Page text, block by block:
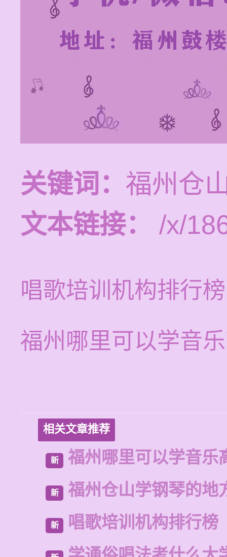
关键词： 福州仓
文本链接：
/x/
唱歌培训机构排行榜
福州哪里可以学音
相关文章推荐
新 福州哪里可以学音乐
新 福州仓山学钢琴的地
新 唱歌培训机构排行榜